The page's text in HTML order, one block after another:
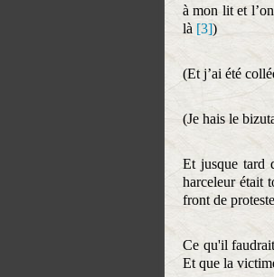
à mon lit et
là [3])
(Et j’ai été
(Je hais le
Et jusque tard
harceleur était
front de
Ce qu'il
Et que la